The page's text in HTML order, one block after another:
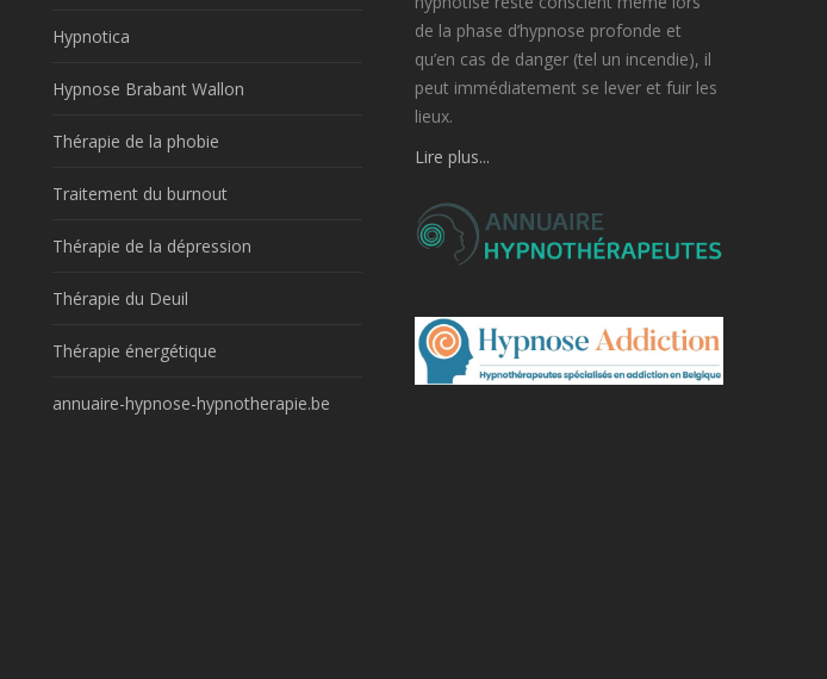
Hypnotica
Hypnose Brabant Wallon
Thérapie de la phobie
Traitement du burnout
Thérapie de la dépression
Thérapie du Deuil
Thérapie énergétique
annuaire-hypnose-hypnotherapie.be
de la phase d’hypnose profonde et
qu’en cas de danger (tel un incendie), il
peut immédiatement se lever et fuir les
lieux.
Lire plus...